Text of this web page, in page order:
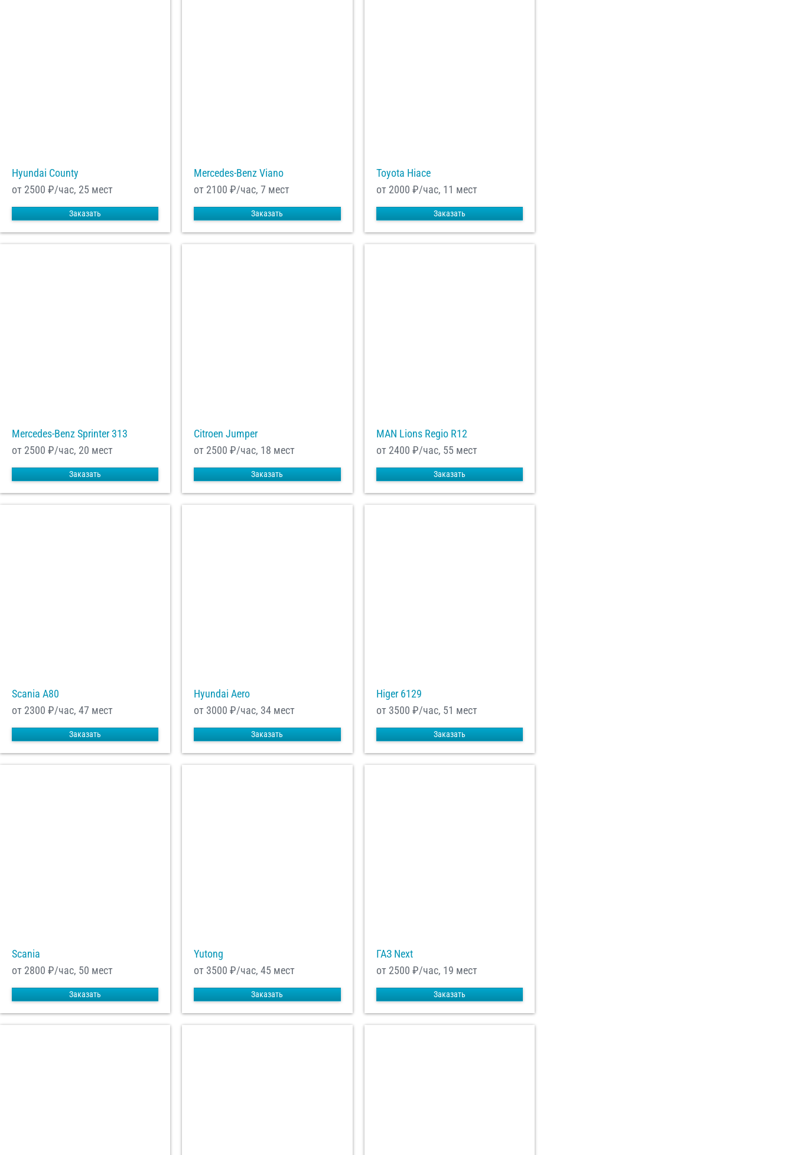
Hyundai County
от 2500 ₽/час, 25 мест
Заказать
Mercedes-Benz Viano
от 2100 ₽/час, 7 мест
Заказать
Toyota Hiace
от 2000 ₽/час, 11 мест
Заказать
Mercedes-Benz Sprinter 313
от 2500 ₽/час, 20 мест
Заказать
Citroen Jumper
от 2500 ₽/час, 18 мест
Заказать
MAN Lions Regio R12
от 2400 ₽/час, 55 мест
Заказать
Scania A80
от 2300 ₽/час, 47 мест
Заказать
Hyundai Aero
от 3000 ₽/час, 34 мест
Заказать
Higer 6129
от 3500 ₽/час, 51 мест
Заказать
Scania
от 2800 ₽/час, 50 мест
Заказать
Yutong
от 3500 ₽/час, 45 мест
Заказать
ГАЗ Next
от 2500 ₽/час, 19 мест
Заказать
согласие на обработку моих Персональных данных